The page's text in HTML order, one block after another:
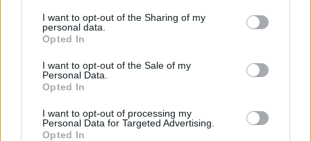
I want to opt-out of the Sharing of my
personal data.
Opted In
I want to opt-out of the Sale of my
Personal Data.
Opted In
I want to opt-out of processing my
Personal Data for Targeted Advertising.
Opted In
Mombarcaro (6)
Monastero di Vasco (9)